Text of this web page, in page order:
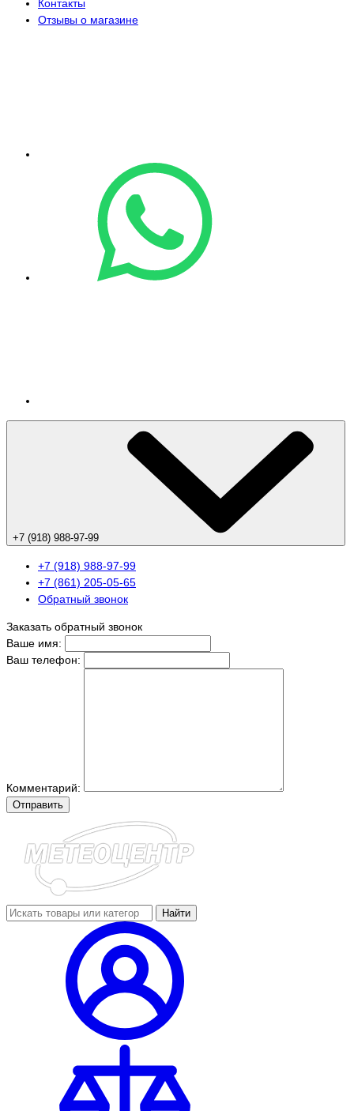
Контакты
Отзывы о магазине
+7 (918) 988-97-99
+7 (918) 988-97-99
+7 (861) 205-05-65
Обратный звонок
Заказать обратный звонок
Ваше имя:
Ваш телефон:
Комментарий:
Отправить
Найти